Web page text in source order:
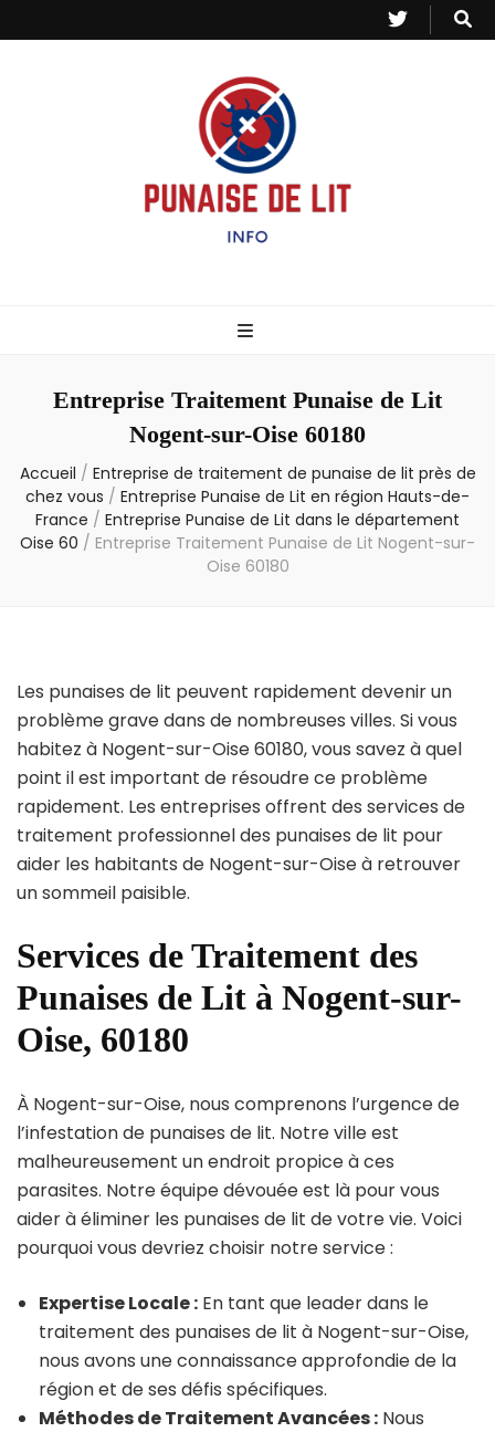
– Info
Entreprise Traitement Punaise de Lit
Nogent-sur-Oise 60180
Accueil / Entreprise de traitement de punaise de lit près de
chez vous / Entreprise Punaise de Lit en région Hauts-de-
France / Entreprise Punaise de Lit dans le département
Oise 60 / Entreprise Traitement Punaise de Lit Nogent-sur-
Oise 60180
Les punaises de lit peuvent rapidement devenir un
problème grave dans de nombreuses villes. Si vous
habitez à Nogent-sur-Oise 60180, vous savez à quel
point il est important de résoudre ce problème
rapidement. Les entreprises offrent des services de
traitement professionnel des punaises de lit pour
aider les habitants de Nogent-sur-Oise à retrouver
un sommeil paisible.
Services de Traitement des
Punaises de Lit à Nogent-sur-
Oise, 60180
À Nogent-sur-Oise, nous comprenons l’urgence de
l’infestation de punaises de lit. Notre ville est
malheureusement un endroit propice à ces
parasites. Notre équipe dévouée est là pour vous
aider à éliminer les punaises de lit de votre vie. Voici
pourquoi vous devriez choisir notre service :
Expertise Locale : En tant que leader dans le
traitement des punaises de lit à Nogent-sur-Oise,
nous avons une connaissance approfondie de la
région et de ses défis spécifiques.
Méthodes de Traitement Avancées : Nous